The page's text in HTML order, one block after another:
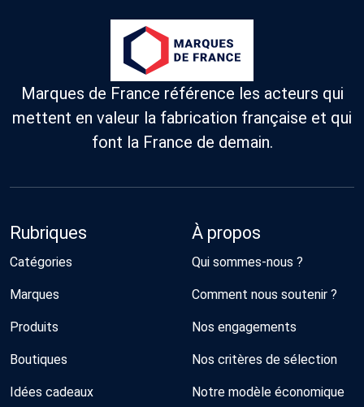
Marques de France référence les acteurs qui
mettent en valeur la fabrication française et qui
font la France de demain.
Rubriques
Catégories
Marques
Produits
Boutiques
Idées cadeaux
À propos
Qui sommes-nous ?
Comment nous soutenir ?
Nos engagements
Nos critères de sélection
Notre modèle économique